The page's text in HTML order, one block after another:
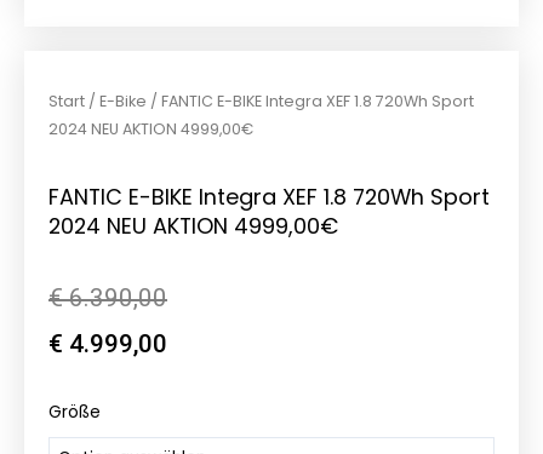
Start / E-Bike / FANTIC E-BIKE Integra XEF 1.8 720Wh Sport
2024 NEU AKTION 4999,00€
FANTIC E-BIKE Integra XEF 1.8 720Wh Sport
2024 NEU AKTION 4999,00€
€6.390,00
Ursprünglicher
Preis
€ 6.390,00
€ 4.999,00
Aktueller
Preis
€ 4.999,00.
Größe
FANTIC
E-